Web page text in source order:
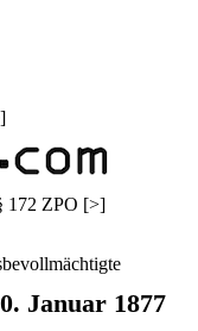
]
172 ZPO [>]
Januar 1877